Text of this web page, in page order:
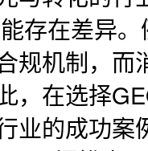
存在差异
规机制，而
，在选择
业的成功案